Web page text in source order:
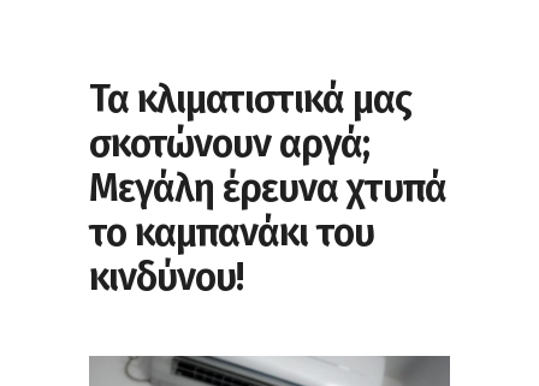
Τα κλιματιστικά μας
σκοτώνουν αργά;
Μεγάλη έρευνα χτυπά
το καμπανάκι του
κινδύνου!